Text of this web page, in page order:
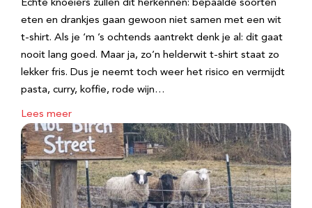
Echte knoeiers zullen dit herkennen: bepaalde soorten
eten en drankjes gaan gewoon niet samen met een wit
t-shirt. Als je ‘m ’s ochtends aantrekt denk je al: dit gaat
nooit lang goed. Maar ja, zo’n helderwit t-shirt staat zo
lekker fris. Dus je neemt toch weer het risico en vermijdt
pasta, curry, koffie, rode wijn…
Lees meer